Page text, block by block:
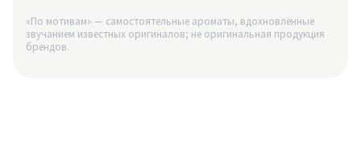
«По мотивам» — самостоятельные ароматы, вдохновлённые
звучанием известных оригиналов; не оригинальная продукция
брендов.